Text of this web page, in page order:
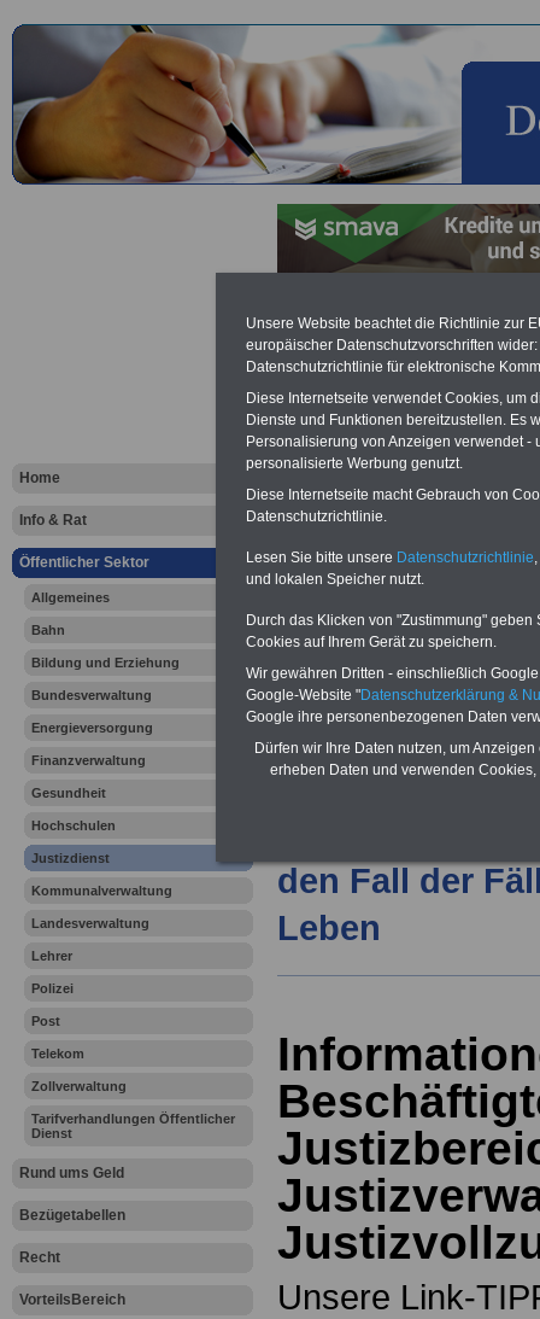
Home
Info & Rat
Öffentlicher Sektor
Allgemeines
Bahn
Bildung und Erziehung
Bundesverwaltung
Energieversorgung
Finanzverwaltung
Gesundheit
Hochschulen
Justizdienst
Kommunalverwaltung
Landesverwaltung
Lehrer
Polizei
Post
Telekom
Zollverwaltung
Tarifverhandlungen Öffentlicher
Dienst
Rund ums Geld
Bezügetabellen
Recht
VorteilsBereich
öffentlichen Dienst
Vergleichen und sparen:
-Krankenzusatzversicherung -
Online-Vergleich Gesetzliche
Krankenkassen-
den Fall der
Leben
Unsere Link-
Unsere Website beachtet die Richtlinie zur
europäischer Datenschutzvorschriften
Datenschutzrichtlinie für elektronische
Diese Internetseite verwendet Cookies, um
Dienste und Funktionen bereitzustellen. Es
Personalisierung von Anzeigen verwendet
personalisierte Werbung genutzt.
Diese Internetseite macht Gebrauch von
Datenschutzrichtlinie.
Lesen Sie bitte unsere Datenschutzrichtlinie
und lokalen Speicher nutzt.
Durch das Klicken von "Zustimmung"
Cookies auf Ihrem Gerät zu speichern.
Wir gewähren Dritten - einschließlich
Google-Website "Datenschutzerklärung &
Google ihre personenbezogenen Daten
Dürfen wir Ihre Daten nutzen, um
erheben Daten und verwenden